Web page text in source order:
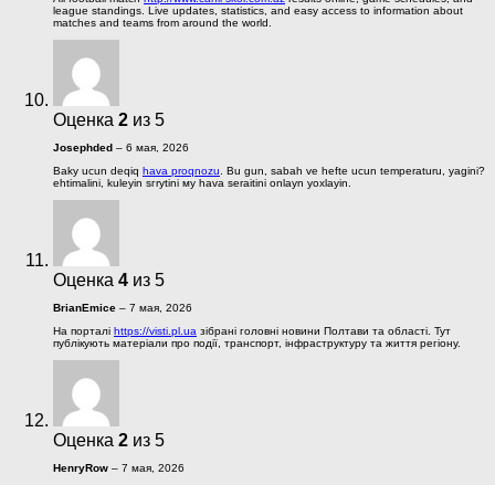
league standings. Live updates, statistics, and easy access to information about
matches and teams from around the world.
Оценка 2 из 5
Josephded – 6 мая, 2026
Baky ucun deqiq hava proqnozu. Bu gun, sabah ve hefte ucun temperaturu, yagini?
ehtimalini, kuleyin sгrуtini му hava seraitini onlayn yoxlayin.
Оценка 4 из 5
BrianEmice – 7 мая, 2026
На порталі https://visti.pl.ua зібрані головні новини Полтави та області. Тут
публікують матеріали про події, транспорт, інфраструктуру та життя регіону.
Оценка 2 из 5
HenryRow – 7 мая, 2026